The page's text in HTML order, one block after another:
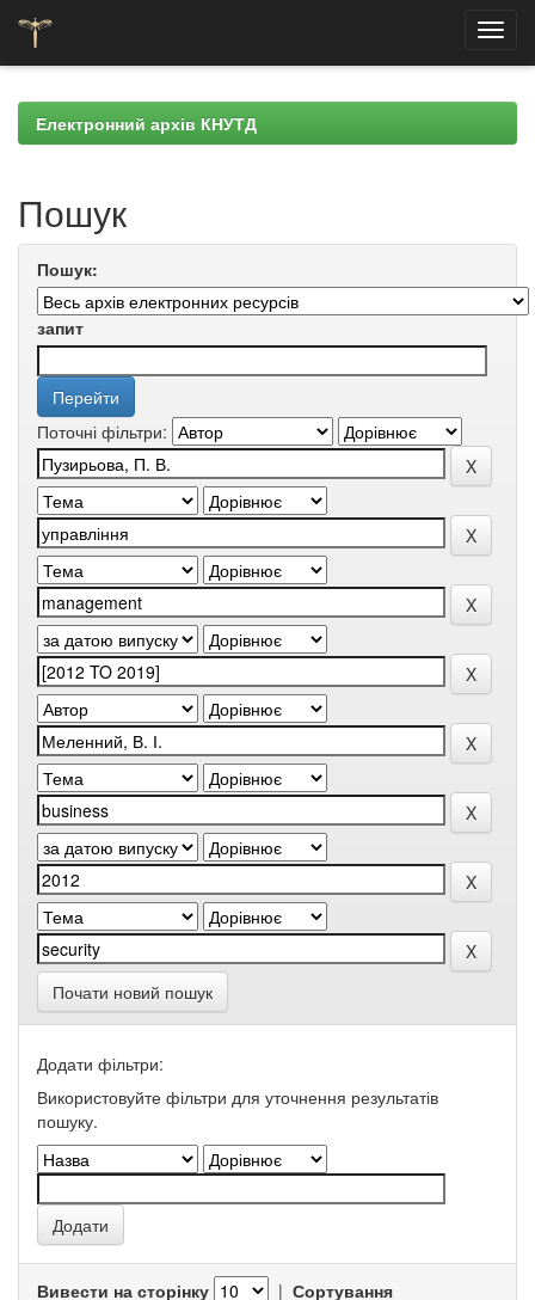
navigationЕлектронний архів КНУТД
Пошук
Пошук:
запит
Поточні фільтри:
Почати новий пошук
Додати фільтри:
Використовуйте фільтри для уточнення результатів
пошуку.
Вивести на сторінку | Сортування